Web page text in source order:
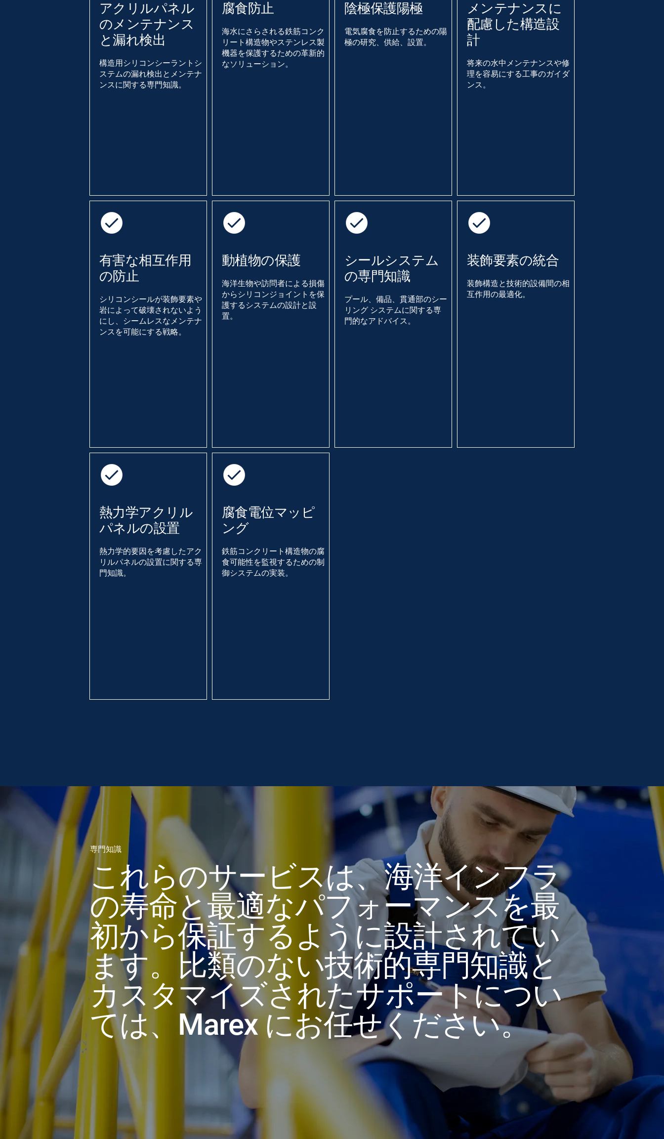
アクリルパネル
のメンテナンス
と漏れ検出
構造用シリコンシーラントシ
ステムの漏れ検出とメンテナ
ンスに関する専門知識。
有害な相互作用
の防止
シリコンシールが装飾要素や
岩によって破壊されないよう
にし、シームレスなメンテナ
ンスを可能にする戦略。
熱力学アクリル
パネルの設置
熱力学的要因を考慮したアク
リルパネルの設置に関する専
門知識。
腐食防止
海水にさらされる鉄筋コンク
リート構造物やステンレス製
機器を保護するための革新的
なソリューション。
動植物の保護
海洋生物や訪問者による損傷
からシリコンジョイントを保
護するシステムの設計と設
置。
腐食電位マッピ
ング
鉄筋コンクリート構造物の腐
食可能性を監視するための制
御システムの実装。
陰極保護陽極
電気腐食を防止するための陽
極の研究、供給、設置。
シールシステム
の専門知識
プール、備品、貫通部のシー
リング システムに関する専
門的なアドバイス。
メンテナンスに
配慮した構造設
計
将来の水中メンテナンスや修
理を容易にする工事のガイダ
ンス。
装飾要素の統合
装飾構造と技術的設備間の相
互作用の最適化。
専門知識
これらのサービスは、海洋インフラ
の寿命と最適なパフォーマンスを最
初から保証するように設計されてい
ます。比類のない技術的専門知識と
カスタマイズされたサポートについ
ては、Marex にお任せください。